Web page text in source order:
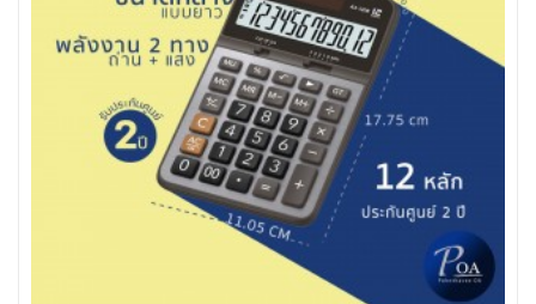
เพิ่ม
ไป
รายการ
โปรด
เพิ่ม
ไป
เปรียบ
เทียบ